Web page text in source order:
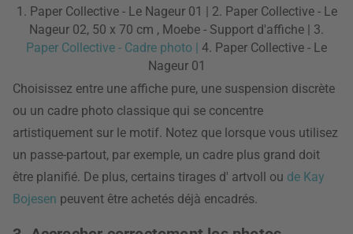
1. Paper Collective - Le Nageur 01 | 2. Paper Collective - Le
Nageur 02, 50 x 70 cm , Moebe - Support d'affiche | 3.
Paper Collective - Cadre photo | 4. Paper Collective - Le
Nageur 01
Choisissez entre une affiche pure, une suspension discrète
ou un cadre photo classique qui se concentre
artistiquement sur le motif. Notez que lorsque vous utilisez
un passe-partout, par exemple, un cadre plus grand doit
être planifié. De plus, certains tirages d' artvoll ou de Kay
Bojesen peuvent être achetés déjà encadrés.